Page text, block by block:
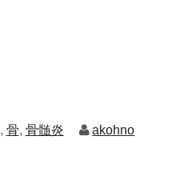
, 骨, 骨髄炎 akohno